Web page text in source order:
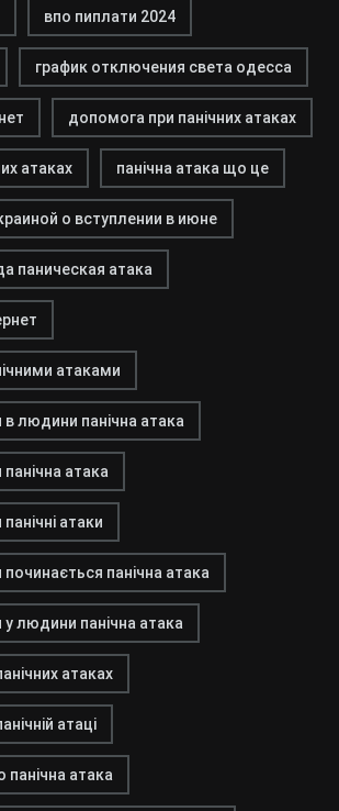
впо пиплати 2024
график отключения света одесса
допомога при панічних атаках
атаках панічна атака що це
о вступлении в июне
паническая атака
атаками
людини панічна атака
атака
атаки
панічна атака
людини панічна атака
атаках
атаці
атака